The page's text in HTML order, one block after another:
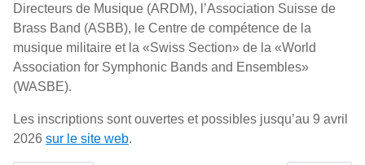
Directeurs de Musique (ARDM), l’Association Suisse de
Brass Band (ASBB), le Centre de compétence de la
musique militaire et la «Swiss Section» de la «World
Association for Symphonic Bands and Ensembles»
(WASBE).
Les inscriptions sont ouvertes et possibles jusqu’au 9 avril
2026 sur le site web.